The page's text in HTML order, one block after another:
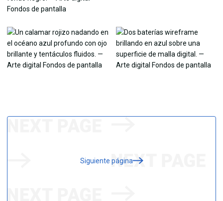
Siguiente página